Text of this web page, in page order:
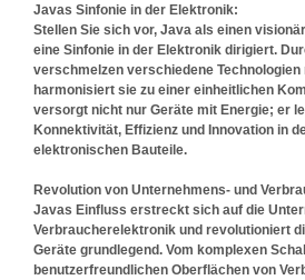
Javas Sinfonie in der Elektronik:
Stellen Sie sich vor, Java als einen
eine Sinfonie in der Elektronik dirigiert.
verschmelzen verschiedene Technologien
harmonisiert sie zu einer einheitlichen
versorgt nicht nur Geräte mit Energie; er
Konnektivität, Effizienz und Innovation in
elektronischen Bauteile.
Revolution von Unternehmens- und
Javas Einfluss erstreckt sich auf die
Verbraucherelektronik und revolutioniert
Geräte grundlegend. Vom komplexen
benutzerfreundlichen Oberflächen von